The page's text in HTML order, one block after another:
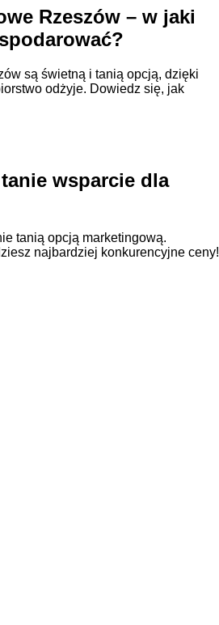
Rzeszów – w jaki
są świetną i tanią opcją, dzięki
odżyje. Dowiedz się, jak
wsparcie dla
tanią opcją marketingową.
najbardziej konkurencyjne ceny!